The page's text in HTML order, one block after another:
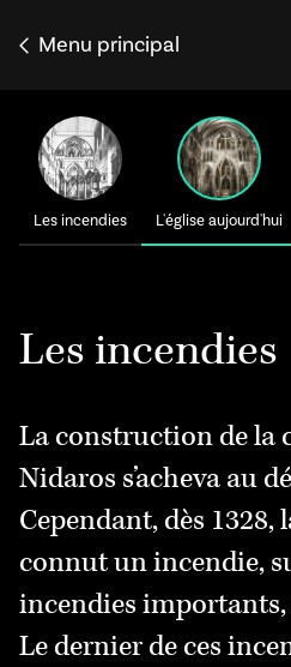
Menu principal
Norsk
Les incendies L'église aujourd'hui
Les incendies
La construction de la
Nidaros s’acheva au
Cependant, dès 1328,
connut un incendie,
incendies importants,
Le dernier de ces